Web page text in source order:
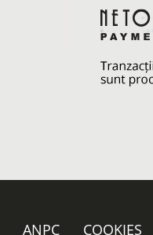
ANPC COOKIES